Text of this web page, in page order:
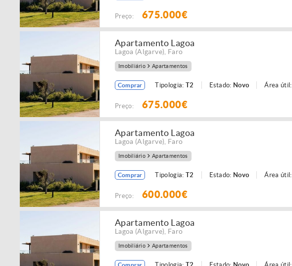
Preço: 675.000€
Apartamento Lagoa
Lagoa (Algarve) Faro
Imobiliário Apartamentos
Comprar Tipologia: T2 Estado: Novo Área útil:
Preço: 675.000€
Apartamento Lagoa
Lagoa (Algarve) Faro
Imobiliário Apartamentos
Comprar Tipologia: T2 Estado: Novo Área útil:
Preço: 600.000€
Apartamento Lagoa
Lagoa (Algarve) Faro
Imobiliário Apartamentos